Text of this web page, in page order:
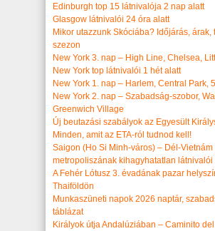
Edinburgh top 15 látnivalója 2 nap alatt
Glasgow látnivalói 24 óra alatt
Mikor utazzunk Skóciába? Időjárás, árak,
szezon
New York 3. nap – High Line, Chelsea,
New York top látnivalói 1 hét alatt
New York 1. nap – Harlem, Central Park,
New York 2. nap – Szabadság-szobor,
Greenwich Village
Új beutazási szabályok az Egyesült
Minden, amit az ETA-ról tudnod kell!
Saigon (Ho Si Minh-város) – Dél-Vietnám
metropoliszának kihagyhatatlan látnivalói
A Fehér Lótusz 3. évadának pazar
Thaiföldön
Munkaszüneti napok 2026 naptár,
táblázat
Királyok útja Andalúziában – Caminito